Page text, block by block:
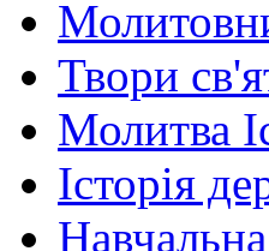
Твори
Молитва
Історія